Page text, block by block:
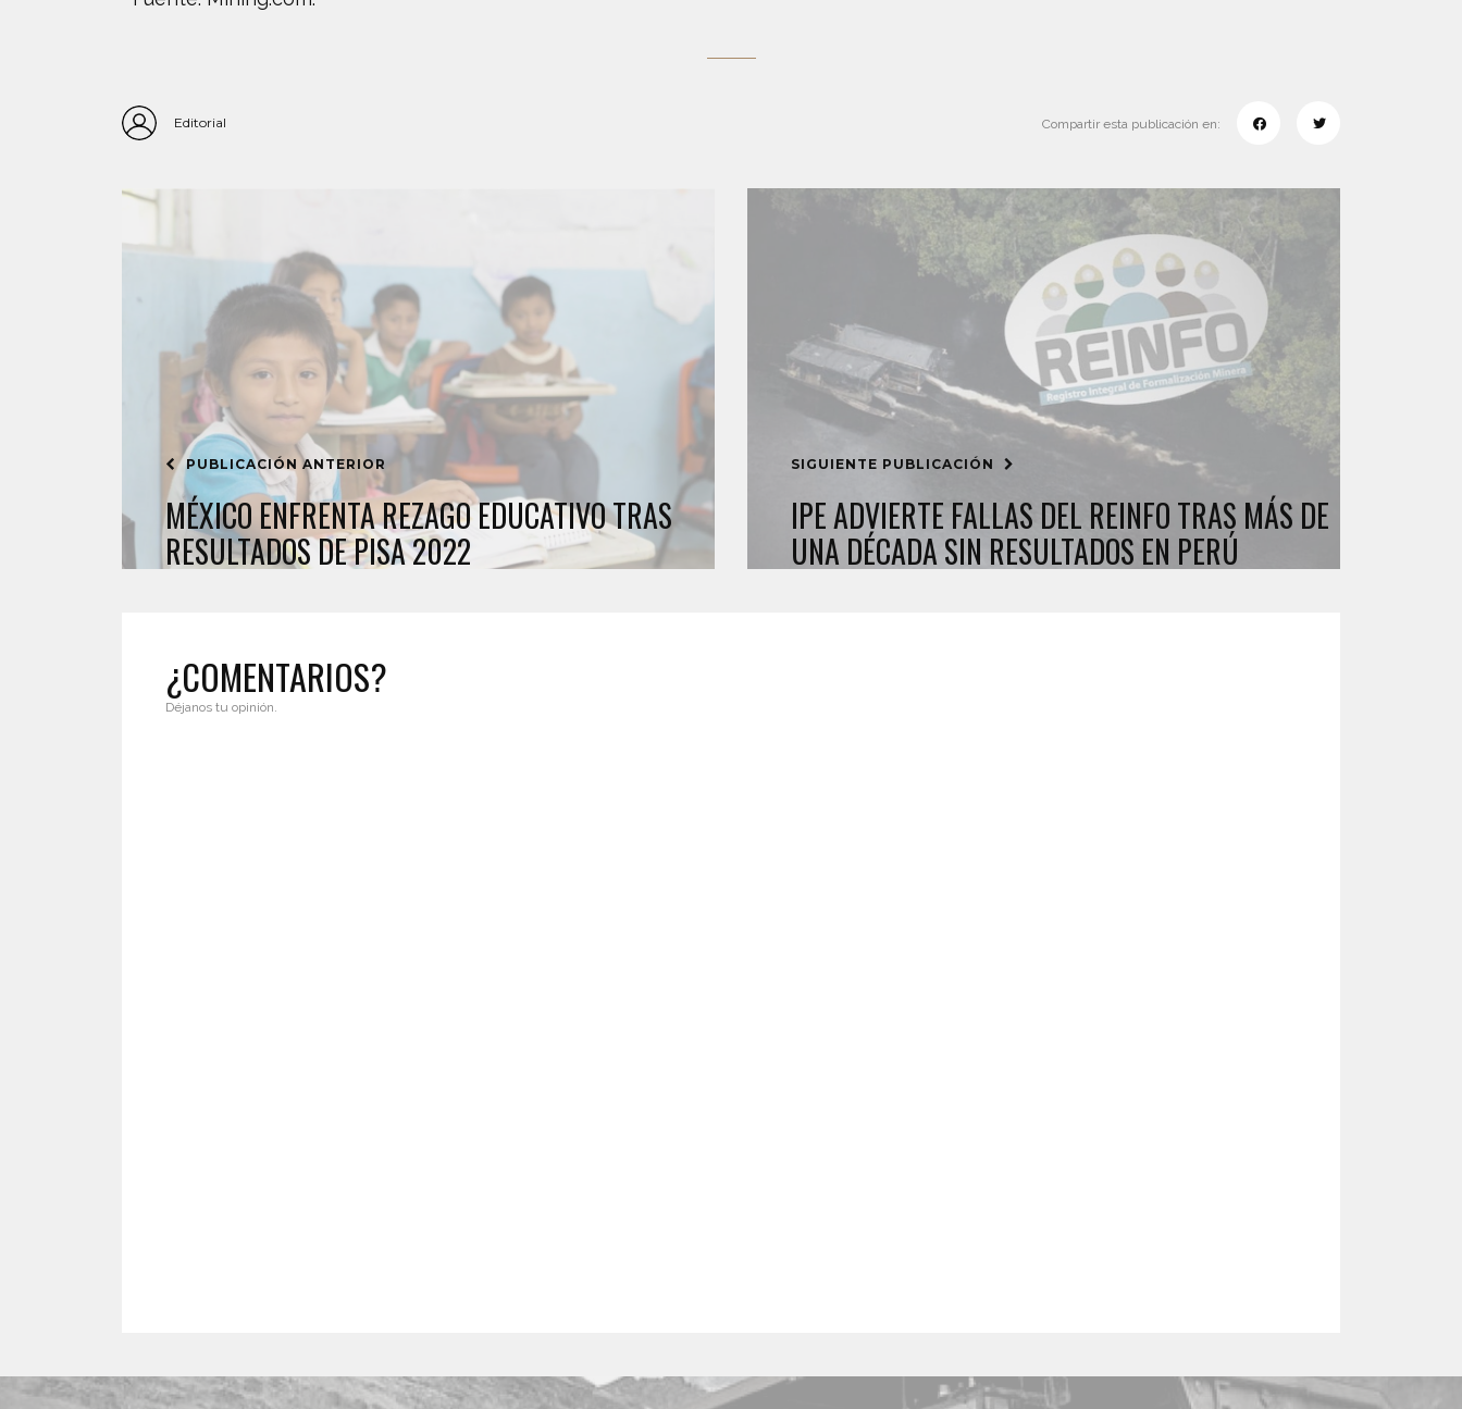
Editorial Compartir esta publicación en:
PUBLICACIÓN ANTERIOR
MÉXICO ENFRENTA REZAGO EDUCATIVO TRAS
RESULTADOS DE PISA 2022
SIGUIENTE PUBLICACIÓN
IPE ADVIERTE FALLAS DEL REINFO TRAS MÁS DE
UNA DÉCADA SIN RESULTADOS EN PERÚ
¿COMENTARIOS?
Déjanos tu opinión.